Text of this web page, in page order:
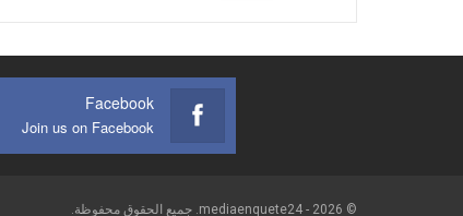
Facebook
Join us on Facebook
© 2026 - mediaenquete24. جميع الحقوق محفوظة.